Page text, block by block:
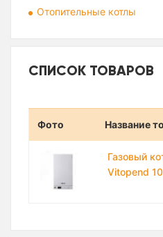
Отопительные котлы
СПИСОК ТОВАРОВ
Фото Название
Газовый
Vitopend